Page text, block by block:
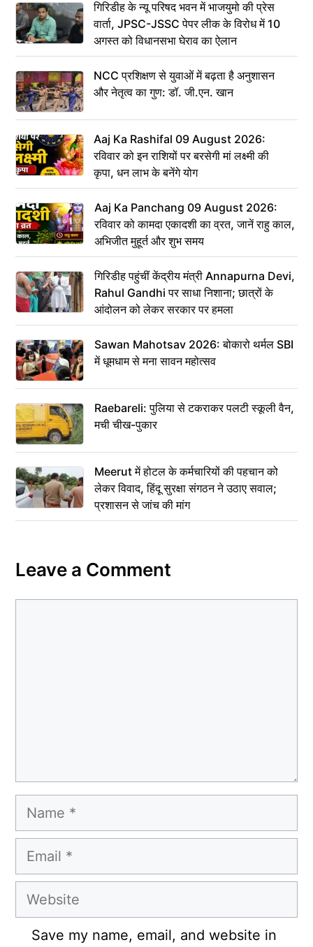
गिरिडीह के न्यू परिषद भवन में भाजयुमो की प्रेस
वार्ता, JPSC-JSSC पेपर लीक के विरोध में 10
अगस्त को विधानसभा घेराव का ऐलान
NCC प्रशिक्षण से युवाओं में बढ़ता है अनुशासन
और नेतृत्व का गुण: डॉ. जी.एन. खान
Aaj Ka Rashifal 09 August 2026:
रविवार को इन राशियों पर बरसेगी मां लक्ष्मी की
कृपा, धन लाभ के बनेंगे योग
Aaj Ka Panchang 09 August 2026:
रविवार को कामदा एकादशी का व्रत, जानें राहु काल,
अभिजीत मुहूर्त और शुभ समय
गिरिडीह पहुंचीं केंद्रीय मंत्री Annapurna Devi,
Rahul Gandhi पर साधा निशाना; छात्रों के
आंदोलन को लेकर सरकार पर हमला
Sawan Mahotsav 2026: बोकारो थर्मल SBI
में धूमधाम से मना सावन महोत्सव
Raebareli: पुलिया से टकराकर पलटी स्कूली वैन,
मची चीख-पुकार
Meerut में होटल के कर्मचारियों की पहचान को
लेकर विवाद, हिंदू सुरक्षा संगठन ने उठाए सवाल;
प्रशासन से जांच की मांग
Leave a Comment
Name
Email
Website
Save my name, email, and website in